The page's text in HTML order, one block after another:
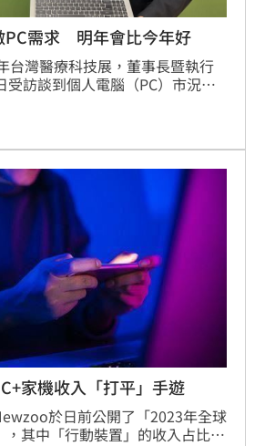
PC需求 明年會比今年好
台灣醫療科技展，董事長暨執行
受訪談到個人電腦（PC）市況表
需求帶來新一波刺激，明年應該
家機收入「打平」手遊
於日前公開了「2023年全球
其中「行動裝置」的收入占比高